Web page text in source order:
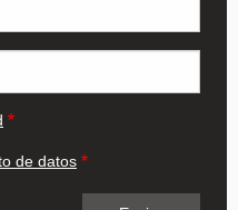
de datos